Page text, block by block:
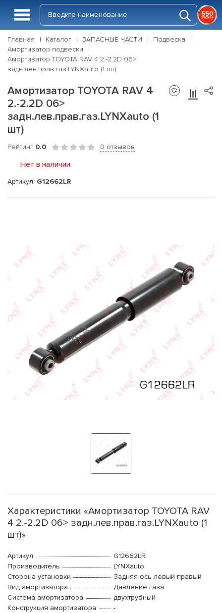
Главная Каталог ЗАПАСНЫЕ ЧАСТИ
Подвеска
Амортизатор подвески
Амортизатор TOYOTA RAV 4 2.-2.2D 06>
задн.лев.прав.газ.LYNXauto (1 шт)
Амортизатор TOYOTA RAV 4
2.-2.2D 06>
задн.лев.прав.газ.LYNXauto (1
шт)
Рейтинг 0.0 0 отзывов
Нет в наличии
Артикул: G12662LR
Характеристики «Амортизатор TOYOTA RAV
4 2.-2.2D 06> задн.лев.прав.газ.LYNXauto (1
шт)»
Артикул
G12662LR
Производитель
LYNXauto
Сторона установки
Задняя ось левый правый
Вид амортизатора
Давление газа
Система амортизатора
двухтрубный
Конструкция амортизатора
-